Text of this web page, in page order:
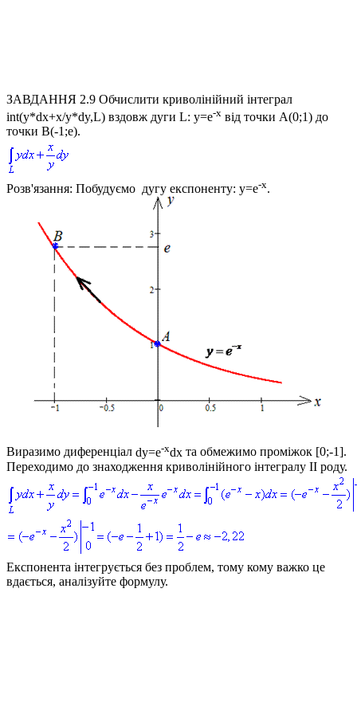
ЗАВДАННЯ 2.9 Обчислити криволінійний інтеграл
int(y*dx+x/y*dy,L) вздовж дуги L: y=e-x від точки A(0;1) до
точки B(-1;e).
Розв'язання: Побудуємо дугу експоненту: y=e-x.
Виразимо диференціал dy=e-xdx та обмежимо проміжок [0;-1].
Переходимо до знаходження криволінійного інтегралу ІІ роду.
Експонента інтегрується без проблем, тому кому важко це
вдається, аналізуйте формулу.